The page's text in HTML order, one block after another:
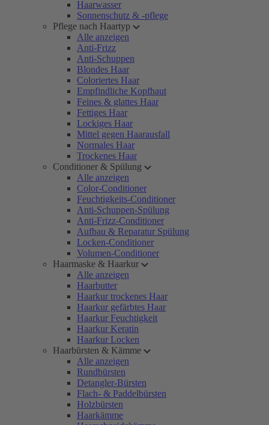
Haarwasser
Sonnenschutz & -pflege
Pflege nach Haartyp
Alle anzeigen
Anti-Frizz
Anti-Schuppen
Blondes Haar
Coloriertes Haar
Empfindliche Kopfhaut
Feines & glattes Haar
Fettiges Haar
Lockiges Haar
Mittel gegen Haarausfall
Normales Haar
Trockenes Haar
Conditioner & Spülung
Alle anzeigen
Color-Conditioner
Feuchtigkeits-Conditioner
Anti-Schuppen-Spülung
Anti-Frizz-Conditioner
Aufbau & Reparatur Spülung
Locken-Conditioner
Volumen-Conditioner
Haarmaske & Haarkur
Alle anzeigen
Haarbutter
Haarkur trockenes Haar
Haarkur gefärbtes Haar
Haarkur Feuchtigkeit
Haarkur Keratin
Haarkur Locken
Haarbürsten & Kämme
Alle anzeigen
Rundbürsten
Detangler-Bürsten
Flach- & Paddelbürsten
Holzbürsten
Haarkämme